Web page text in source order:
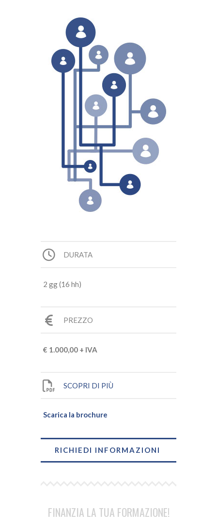
DURATA
2 gg (16 hh)
PREZZO
€ 1.000,00 + IVA
SCOPRI DI PIÙ
Scarica la brochure
RICHIEDI INFORMAZIONI
FINANZIA LA TUA FORMAZIONE!